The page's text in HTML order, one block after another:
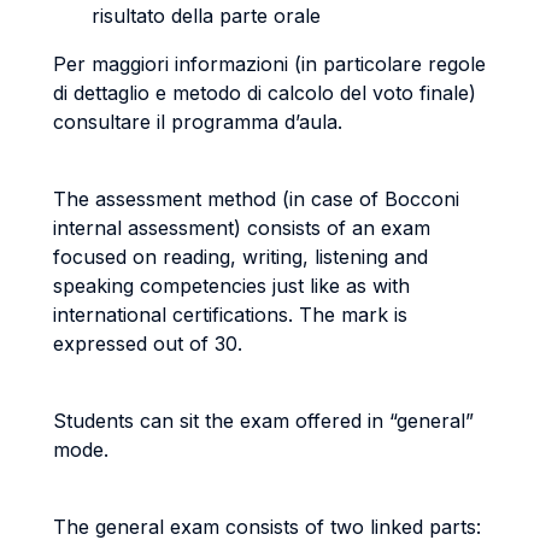
risultato della parte orale
Per maggiori informazioni (in particolare regole
di dettaglio e metodo di calcolo del voto finale)
consultare il programma d’aula.
The assessment method (in case of Bocconi
internal assessment) consists of an exam
focused on reading, writing, listening and
speaking competencies just like as with
international certifications. The mark is
expressed out of 30.
Students can sit the exam offered in “general”
mode.
The general exam consists of two linked parts: